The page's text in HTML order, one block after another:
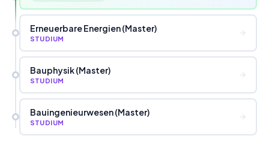
Erneuerbare Energien (Master)
STUDIUM
Bauphysik (Master)
STUDIUM
Bauingenieurwesen (Master)
STUDIUM